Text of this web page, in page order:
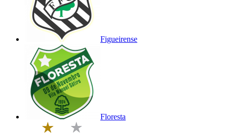
Figueirense
Floresta